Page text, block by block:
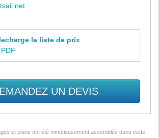
la liste de prix
UN DEVIS
et plans ont été minutieusement assemblés dans cette